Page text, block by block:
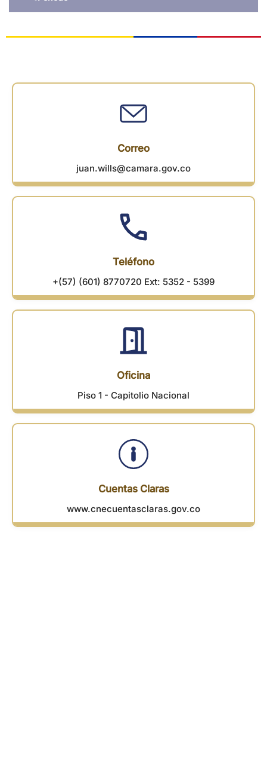
Correo
juan.wills@camara.gov.co
Teléfono
+(57) (601) 8770720 Ext: 5352 - 5399
Oficina
Piso 1 - Capitolio Nacional
Cuentas Claras
www.cnecuentasclaras.gov.co